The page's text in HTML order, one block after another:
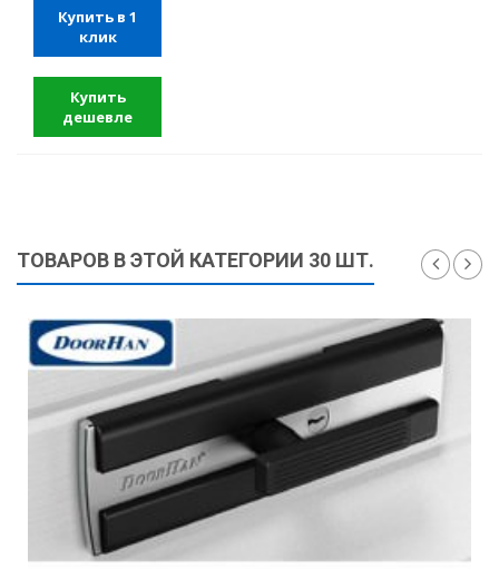
Купить в 1
клик
Купить
дешевле
ТОВАРОВ В ЭТОЙ КАТЕГОРИИ 30 ШТ.